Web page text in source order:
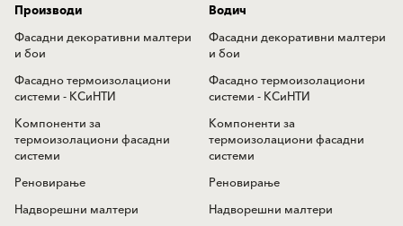
Производи
Фасадни декоративни малтери
и бои
Фасадно термоизолациони
системи - КСиНТИ
Компоненти за
термоизолациони фасадни
системи
Реновирање
Надворешни малтери
Водич
Фасадни декоративни малтери
и бои
Фасадно термоизолациони
системи - КСиНТИ
Компоненти за
термоизолациони фасадни
системи
Реновирање
Надворешни малтери